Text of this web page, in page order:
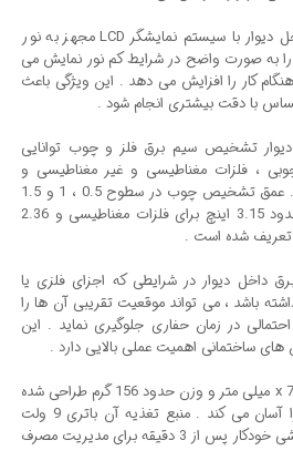
دستگاه پیدا کننده سیم برق داخل دیوار با سیستم نمایشگر LCD مجهز به نور
به صورت واضح در شرایط کم نور نمایش می
کار را افزایش می دهد . این ویژگی باعث
با دقت بیشتری انجام شود .
تشخیص سیم برق فلز و چوب توانایی
، فلزات مغناطیسی و غیر مغناطیسی و
همچنین کابل های برق را دارد . عمق تشخیص چوب در سطوح 0.5 ، 1 و 1.5
اینچ و عمق تشخیص فلز تا حدود 3.15 اینچ برای فلزات مغناطیسی و 2.36
تعریف شده است .
داخل دیوار در شرایطی که اجزای فلزی یا
باشد ، می تواند موقعیت تقریبی آن ها را
در زمان حفاری جلوگیری نماید . این
ساختمانی اهمیت عملی بالایی دارد .
بدنه دستگاه با ابعاد 177 x 70 x 30 میلی متر و وزن حدود 156 گرم طراحی شده
و استفاده طولانی مدت از آن را آسان می کند . منبع تغذیه آن باتری 9 ولت
مدل 6F22 است و قابلیت خاموشی خودکار پس از 3 دقیقه برای مدیریت مصرف